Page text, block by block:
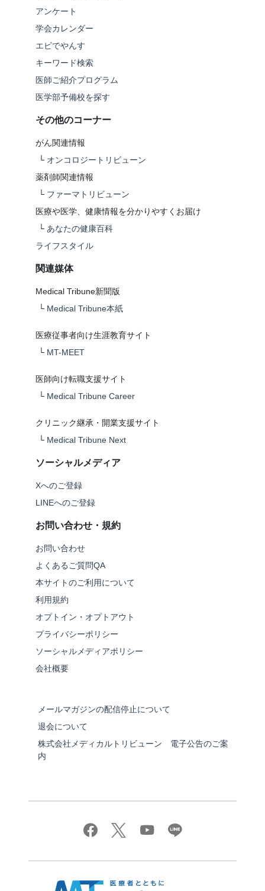
アンケート
学会カレンダー
エビでやんす
キーワード検索
医師ご紹介プログラム
医学部予備校を探す
その他のコーナー
がん関連情報
└ オンコロジートリビューン
薬剤師関連情報
└ ファーマトリビューン
医療や医学、健康情報を分かりやすくお届け
└ あなたの健康百科
ライフスタイル
関連媒体
Medical Tribune新聞版
└ Medical Tribune本紙
医療従事者向け生涯教育サイト
└ MT-MEET
医師向け転職支援サイト
└ Medical Tribune Career
クリニック継承・開業支援サイト
└ Medical Tribune Next
ソーシャルメディア
Xへのご登録
LINEへのご登録
お問い合わせ・規約
お問い合わせ
よくあるご質問QA
本サイトのご利用について
利用規約
オプトイン・オプトアウト
プライバシーポリシー
ソーシャルメディアポリシー
会社概要
メールマガジンの配信停止について
退会について
株式会社メディカルトリビューン 電子公告のご案
内